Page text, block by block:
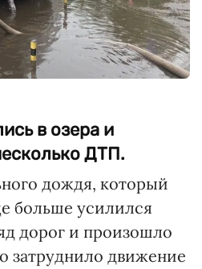
в озера и
ДТП.
дождя, который
больше усилился
дорог и произошло
затруднило движение